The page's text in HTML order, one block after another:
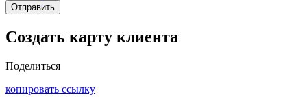
Отправить
Создать карту клиента
Поделиться
копировать ссылку